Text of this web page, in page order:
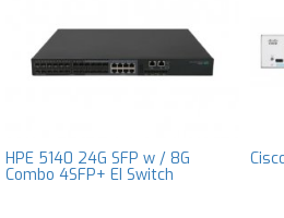
HPE 5140 24G SFP w / 8G
Combo 4SFP+ EI Switch